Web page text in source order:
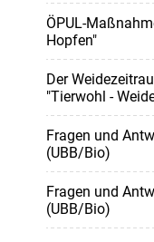
ÖPUL-
Hopfen"
Der
"Tierwohl -
Fragen und
(UBB/Bio)
Fragen und
(UBB/Bio)